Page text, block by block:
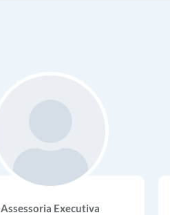
Assessoria Executiva